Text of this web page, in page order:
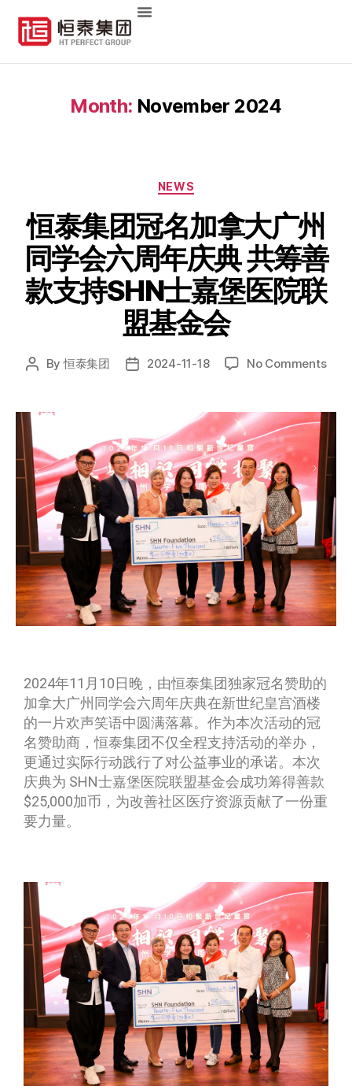
Month: November 2024
NEWS
恒泰集团冠名加拿大广州
同学会六周年庆典 共筹善
款支持SHN士嘉堡医院联
盟基金会
By恒泰集团 2024-11-18 No Comments
2024年11月10日晚 ，由恒泰集团独家冠名赞助的
加拿大广州同学会六周年庆典在新世纪皇宫酒楼
的一片欢声笑语中圆满落幕。作为本次活动的冠
名赞助商，恒泰集团不仅全程支持活动的举办，
更通过实际行动践行了对公益事业的承诺。本次
庆典为 SHN士嘉堡医院联盟基金会成功筹得善款
$25,000加币，为改善社区医疗资源贡献了一份重
要力量。